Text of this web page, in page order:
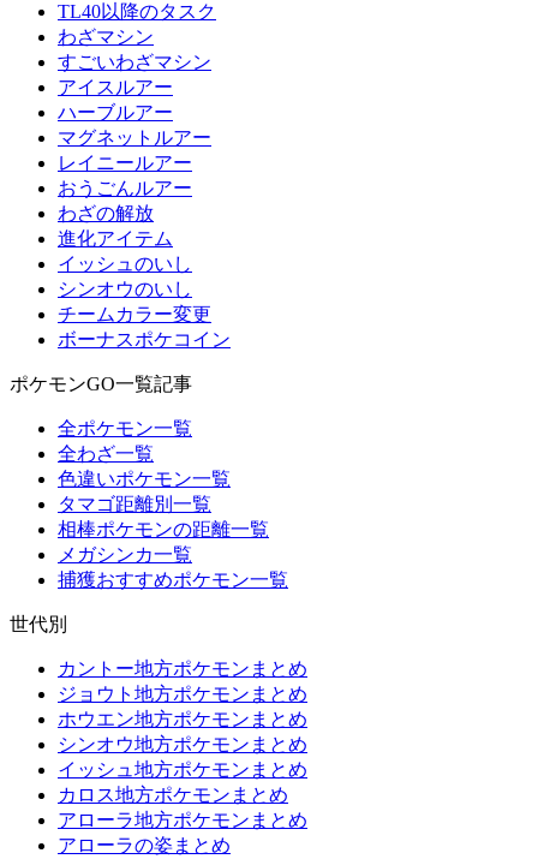
TL40以降のタスク
わざマシン
すごいわざマシン
アイスルアー
ハーブルアー
マグネットルアー
レイニールアー
おうごんルアー
わざの解放
進化アイテム
イッシュのいし
シンオウのいし
チームカラー変更
ボーナスポケコイン
ポケモンGO一覧記事
全ポケモン一覧
全わざ一覧
色違いポケモン一覧
タマゴ距離別一覧
相棒ポケモンの距離一覧
メガシンカ一覧
捕獲おすすめポケモン一覧
世代別
カントー地方ポケモンまとめ
ジョウト地方ポケモンまとめ
ホウエン地方ポケモンまとめ
シンオウ地方ポケモンまとめ
イッシュ地方ポケモンまとめ
カロス地方ポケモンまとめ
アローラ地方ポケモンまとめ
アローラの姿まとめ